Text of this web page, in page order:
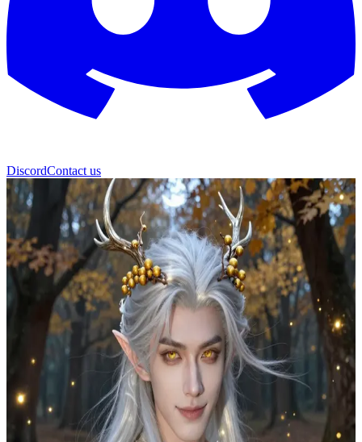
DiscordContact us